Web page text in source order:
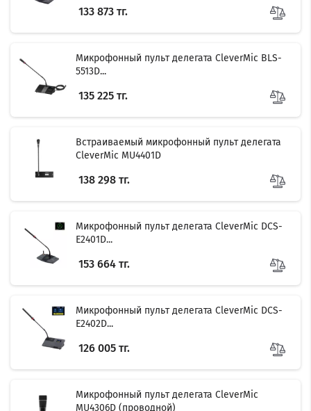
133 873 тг.
Микрофонный пульт делегата CleverMic BLS-
5513D...
135 225 тг.
Встраиваемый микрофонный пульт делегата
CleverMic MU4401D
138 298 тг.
Микрофонный пульт делегата CleverMic DCS-
E2401D...
153 664 тг.
Микрофонный пульт делегата CleverMic DCS-
E2402D...
126 005 тг.
Микрофонный пульт делегата CleverMic
MU4306D (проводной)